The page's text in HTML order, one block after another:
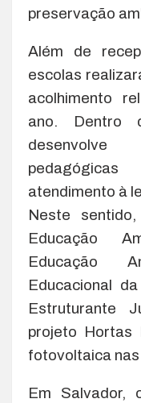
preservação
Além de
escolas
acolhimento
ano. Dentro
atendimento à
Neste
Educação
Educação
Educacional
Estruturante
projeto Hortas
fotovoltaica
Em Salvador,